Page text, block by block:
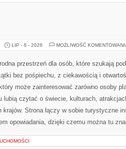
LIP - 6 - 2026 MOŻLIWOŚĆ
przestrzeń dla osób, które szukają
bez pośpiechu, z ciekawością i
może zainteresować zarówno osoby
lubią czytać o świecie, kulturach,
krajów. Strona łączy w sobie turystyczne
opowiadania, dzięki czemu można tu